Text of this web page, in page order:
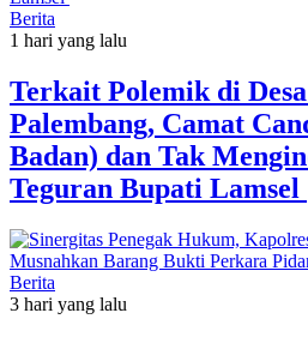
Berita
1 hari yang lalu
Terkait Polemik di
Palembang, Camat
Badan) dan Tak
Teguran Bupati Lamsel ‎
Berita
3 hari yang lalu